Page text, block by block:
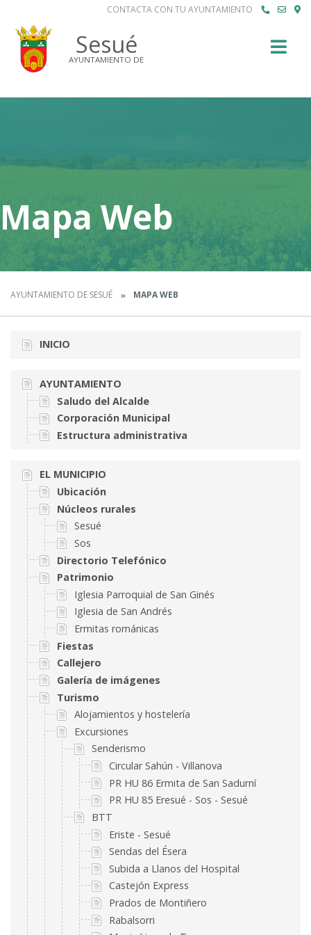
CONTACTA CON TU AYUNTAMIENTO
Sesué
AYUNTAMIENTO DE
Mapa Web
AYUNTAMIENTO DE SESUÉ MAPA WEB
INICIO
AYUNTAMIENTO
Saludo del Alcalde
Corporación Municipal
Estructura administrativa
EL MUNICIPIO
Ubicación
Núcleos rurales
Sesué
Sos
Directorio Telefónico
Patrimonio
Iglesia Parroquial de San Ginés
Iglesia de San Andrés
Ermitas románicas
Fiestas
Callejero
Galería de imágenes
Turismo
Alojamientos y hostelería
Excursiones
Senderismo
Circular Sahún - Villanova
PR HU 86 Ermita de San Sadurní
PR HU 85 Eresué - Sos - Sesué
BTT
Eriste - Sesué
Sendas del Ésera
Subida a Llanos del Hospital
Castejón Express
Prados de Montiñero
Rabalsorri